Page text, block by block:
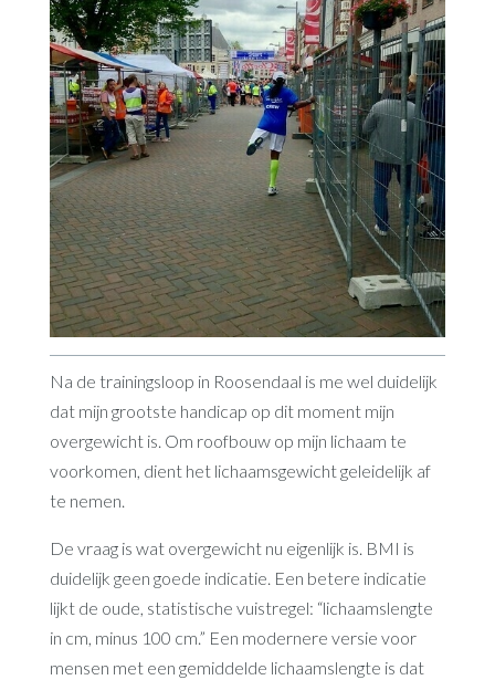
Na de trainingsloop in Roosendaal is me wel duidelijk
dat mijn grootste handicap op dit moment mijn
overgewicht is. Om roofbouw op mijn lichaam te
voorkomen, dient het lichaamsgewicht geleidelijk af
te nemen.
De vraag is wat overgewicht nu eigenlijk is. BMI is
duidelijk geen goede indicatie. Een betere indicatie
lijkt de oude, statistische vuistregel: “lichaamslengte
in cm, minus 100 cm.” Een modernere versie voor
mensen met een gemiddelde lichaamslengte is dat